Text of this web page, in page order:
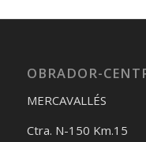
OBRADOR-
MERCAVALLÉS
Ctra. N-150 Km.15